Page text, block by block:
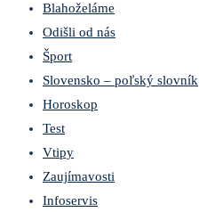
Blahoželáme
Odišli od nás
Šport
Slovensko – poľský slovník
Horoskop
Test
Vtipy
Zaujímavosti
Infoservis